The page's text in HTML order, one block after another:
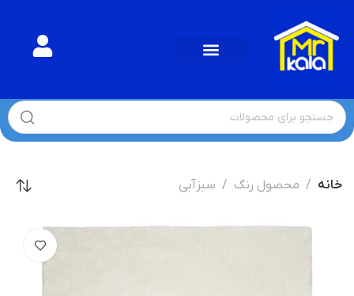
خانه محصول رنگ سبزآبی